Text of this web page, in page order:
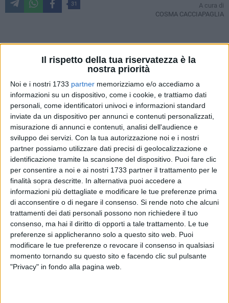
Il rispetto della tua riservatezza è la
nostra priorità
Noi e i nostri 1733 partner memorizziamo e/o accediamo a
informazioni su un dispositivo, come i cookie, e trattiamo dati
personali, come identificatori univoci e informazioni standard
inviate da un dispositivo per annunci e contenuti personalizzati,
misurazione di annunci e contenuti, analisi dell'audience e
sviluppo dei servizi. Con la tua autorizzazione noi e i nostri
partner possiamo utilizzare dati precisi di geolocalizzazione e
identificazione tramite la scansione del dispositivo. Puoi fare clic
per consentire a noi e ai nostri 1733 partner il trattamento per le
finalità sopra descritte. In alternativa puoi accedere a
informazioni più dettagliate e modificare le tue preferenze prima
di acconsentire o di negare il consenso. Si rende noto che alcuni
trattamenti dei dati personali possono non richiedere il tuo
consenso, ma hai il diritto di opporti a tale trattamento. Le tue
preferenze si applicheranno solo a questo sito web. Puoi
modificare le tue preferenze o revocare il consenso in qualsiasi
momento tornando su questo sito e facendo clic sul pulsante
"Privacy" in fondo alla pagina web.
31
A cura di
COSMA CACCIAPAGLIA
il 30 aprile e il 1 maggio, intorno all'01.00, all'interno della
struttura sportiva comunale è scattato l'allarme a causa
dellamancanza di energia elettrica.
In realtà era solo l'inizio dell'assalto da parte dei ladri e
l'alimentazione elettrica era stata volutamente disattivata.
Non a caso dopo qualche minuto è scattato un secondo
allarme, quello collegato alla società di vigilanzaMetronotte
s.r.l.: gli agenti della sorveglianza privata sono accorsi sul
posto in tempo per notarequattro individui fuggire
dall'ingresso del campo sportivo.
Entrati per un controllo, gli uomini della Metronotte si sono
accorti che i ladri avevano tranciato i cavi dalle cassette
elettriche e iniziatoa sfilare i cavi di corrente dall'impianto
delle torri che illuminano il campo. Grazie all'intervento della
Metronotte il furto è stato interrotto e i danni lievi, migliaia di
euro i danni provocati se i banditi del rame avessero portato